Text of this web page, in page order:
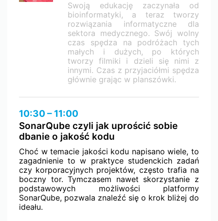
Swoją edukację zaczynała od
bioinformatyki, a teraz tworzy
rozwiązania informatyczne dla
sektora medycznego. Swój wolny
czas spędza na podróżach tych
małych i dużych, po których
tworzy filmiki i dzieli się nimi z
innymi. Czas z przyjaciółmi spędza
głównie grając w planszówki.
10:30 – 11:00
SonarQube czyli jak uprościć sobie
dbanie o jakość kodu
Choć w temacie jakości kodu napisano wiele, to
zagadnienie to w praktyce studenckich zadań
czy korporacyjnych projektów, często trafia na
boczny tor. Tymczasem nawet skorzystanie z
podstawowych możliwości platformy
SonarQube, pozwala znaleźć się o krok bliżej do
ideału.